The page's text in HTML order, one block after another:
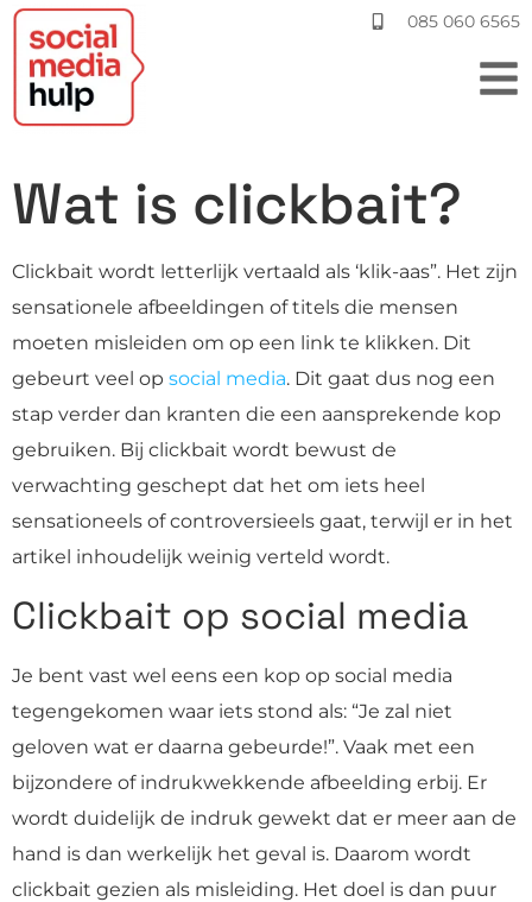
085 060 6565
Wat is clickbait?
Clickbait wordt letterlijk vertaald als ‘klik-aas”. Het zijn
sensationele afbeeldingen of titels die mensen
moeten misleiden om op een link te klikken. Dit
gebeurt veel op social media. Dit gaat dus nog een
stap verder dan kranten die een aansprekende kop
gebruiken. Bij clickbait wordt bewust de
verwachting geschept dat het om iets heel
sensationeels of controversieels gaat, terwijl er in het
artikel inhoudelijk weinig verteld wordt.
Clickbait op social media
Je bent vast wel eens een kop op social media
tegengekomen waar iets stond als: “Je zal niet
geloven wat er daarna gebeurde!”. Vaak met een
bijzondere of indrukwekkende afbeelding erbij. Er
wordt duidelijk de indruk gewekt dat er meer aan de
hand is dan werkelijk het geval is. Daarom wordt
clickbait gezien als misleiding. Het doel is dan puur